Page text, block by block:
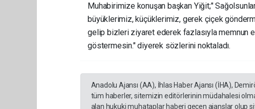
Muhabirimize konuşan başkan Yiğit;"
büyüklerimiz, küçüklerimiz, gerek çiçek
gelip bizleri ziyaret ederek fazlasıyla memnun
göstermesin." diyerek sözlerini noktaladı.
Anadolu Ajansı (AA), İhlas Haber Ajansı (İHA),
tüm haberler, sitemizin editörlerinin müdahalesi
alan hukuki muhataplar haberi geçen ajanslar olup